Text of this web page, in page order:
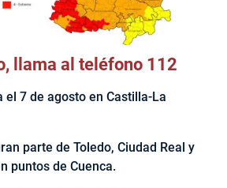
llama al teléfono 112
el 7 de agosto en Castilla-La
parte de Toledo, Ciudad Real y
puntos de Cuenca.